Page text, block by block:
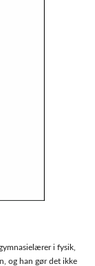
i fysik,
og han gør det ikke